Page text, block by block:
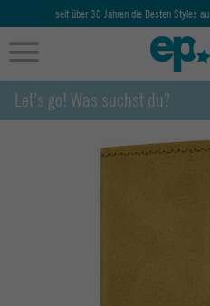
seit über 30 Jahren die Besten Styles